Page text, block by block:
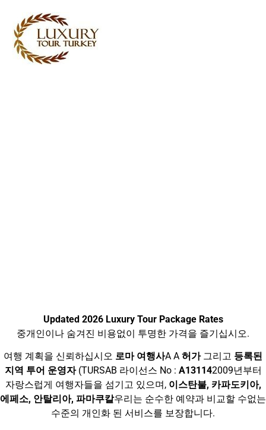
Updated 2026 Luxury Tour Package Rates
중개인이나 숨겨진 비용없이 투명한 가격을 즐기십시오.
여행 계획을 신뢰하십시오 로마 여행사A A 허가그리고 등록된
지역 투어 운영자(TURSAB 라이선스 No : A131142009년부터
자랑스럽게 여행자들을 섬기고 있으며, 이스탄불, 카파도키아,
에페소, 안탈리아, 파마쿠칼우리는 순수한 예약과 비교할 수없는
수준의 개인화 된 서비스를 보장합니다.